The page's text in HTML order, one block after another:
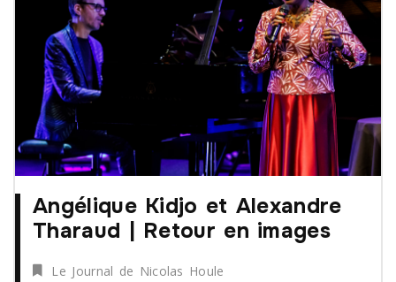
Angélique Kidjo et Alexandre
Tharaud | Retour en images
Le Journal de Nicolas Houle